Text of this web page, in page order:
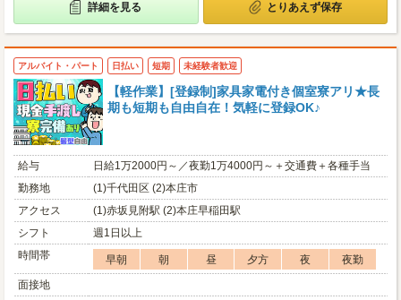
詳細を見る とりあえず保存
アルバイト・パート 日払い 短期 未経験者歓迎
【軽作業】[登録制]家具家電付き個室寮アリ★長
期も短期も自由自在！気軽に登録OK♪
給与
日給1万2000円～／夜勤1万4000円～＋交通費＋各種手当
勤務地
(1)千代田区 (2)本庄市
アクセス
(1)赤坂見附駅 (2)本庄早稲田駅
シフト
週1日以上
時間帯
早朝 朝 昼 夕方 夜
夜勤
面接地